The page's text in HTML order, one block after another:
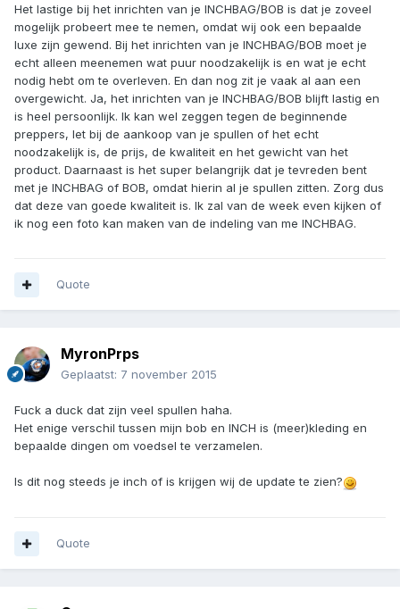
Het lastige bij het inrichten van je INCHBAG/BOB is dat je zoveel
mogelijk probeert mee te nemen, omdat wij ook een bepaalde
luxe zijn gewend. Bij het inrichten van je INCHBAG/BOB moet je
echt alleen meenemen wat puur noodzakelijk is en wat je echt
nodig hebt om te overleven. En dan nog zit je vaak al aan een
overgewicht. Ja, het inrichten van je INCHBAG/BOB blijft lastig en
is heel persoonlijk. Ik kan wel zeggen tegen de beginnende
preppers, let bij de aankoop van je spullen of het echt
noodzakelijk is, de prijs, de kwaliteit en het gewicht van het
product. Daarnaast is het super belangrijk dat je tevreden bent
met je INCHBAG of BOB, omdat hierin al je spullen zitten. Zorg dus
dat deze van goede kwaliteit is. Ik zal van de week even kijken of
ik nog een foto kan maken van de indeling van me INCHBAG.
Quote
MyronPrps
Geplaatst: 7 november 2015
Fuck a duck dat zijn veel spullen haha.
Het enige verschil tussen mijn bob en INCH is (meer)kleding en
bepaalde dingen om voedsel te verzamelen.
Is dit nog steeds je inch of is krijgen wij de update te zien?
Quote